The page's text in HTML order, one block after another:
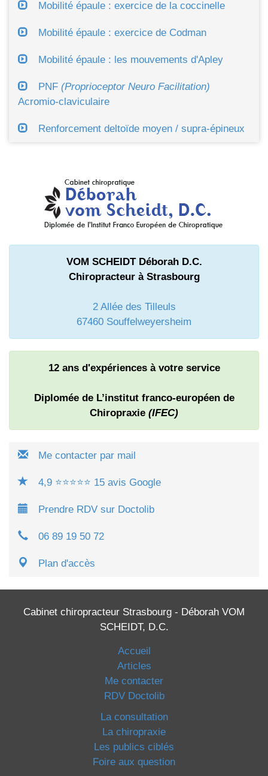
Mobilité épaule : exercice de la coccinelle
Mobilité épaule : exercice de Codman
Mobilité épaule : les mouvements d'Apley
PNF (Proprioceptor Neuro Facilitation)
Acromio-claviculaire
Renforcement deltoïde moyen / supra-épineux
VOM SCHEIDT Déborah D.C.
Chiropracteur à Strasbourg
2 Allée des Tilleuls
67460 Souffelweyersheim
12 ans d'expériences à votre service
Diplomée de L’institut franco-européen de
Chiropraxie (IFEC)
Me contacter par mail
4,9 ⭐⭐⭐⭐⭐ 15 avis Google
Prendre RDV sur Doctolib
06 89 19 50 72
Plan d'accès
Cabinet chiropracteur Strasbourg - Déborah VOM
SCHEIDT, D.C.
Accueil
Articles
Me contacter
RDV Doctolib
La consultation
La chiropraxie
Les publics ciblés
Foire aux question